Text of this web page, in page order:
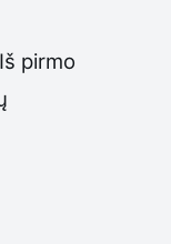
pirmo